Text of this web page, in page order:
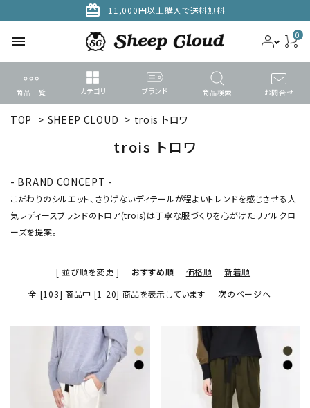
card_giftcard 11,000円以上購入で送料無料
menu 0
商品一覧 カテゴリ ブランド 商品検索 お問合せ
ACCOUNT MENU
meeting_room
search
カテゴリーから探す
ブランドから選ぶ
INFORMATION
TOP > SHEEP CLOUD > trois トロワ
trois トロワ
- BRAND CONCEPT -
こだわりのシルエット、さりげないディテールが程よいトレンドを感じさせる人
気レディースブランドのトロア(trois)は丁寧な服づくりを心がけたリアルクロ
ーズを提案。
[ 並び順を変更 ] - おすすめ順 - 価格順 - 新着順
全 [103] 商品中 [1-20] 商品を表示しています
次のページへ